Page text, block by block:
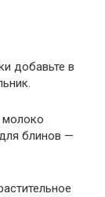
добавьте в
молоко
блинов —